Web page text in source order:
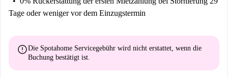
Tage oder weniger vor dem Einzugstermin
errorDie Spotahome Servicegebühr wird nicht erstattet , wenn die
Buchung bestätigt ist.